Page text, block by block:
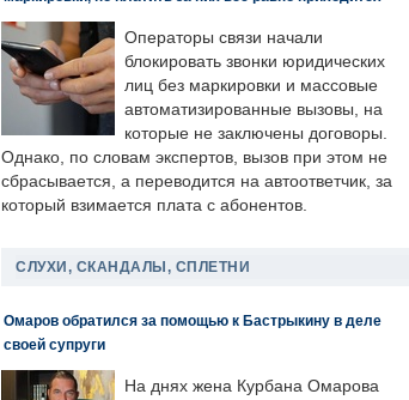
Операторы связи начали
блокировать звонки юридических
лиц без маркировки и массовые
автоматизированные вызовы, на
которые не заключены договоры.
Однако, по словам экспертов, вызов при этом не
сбрасывается, а переводится на автоответчик, за
который взимается плата с абонентов.
СЛУХИ, СКАНДАЛЫ, СПЛЕТНИ
Омаров обратился за помощью к Бастрыкину в деле
своей супруги
На днях жена Курбана Омарова